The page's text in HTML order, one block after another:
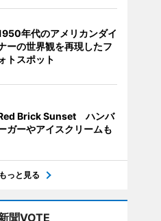
年代のアメリカンダイ
ーの世界観を再現したフ
トスポット
Brick Sunset ハンバ
ガーやアイスクリームも
もっと見る
聞VOTE